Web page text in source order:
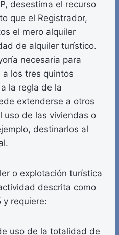
desestima el recurso
que el Registrador,
el mero alquiler
de alquiler turístico.
necesaria para
los tres quintos
la regla de la
extenderse a otros
uso de las viviendas o
destinarlos al
o explotación turística
descrita como
requiere:
uso de la totalidad de